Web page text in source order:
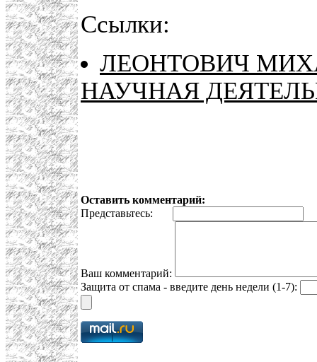
Ссылки:
ЛЕОНТОВИЧ
НАУЧНАЯ
Оставить комментарий:
Представьтесь:
Ваш комментарий:
Защита от спама - введите день недели (1-7):